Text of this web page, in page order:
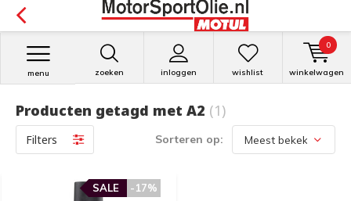
zoeken inloggen
menu wishlist winkelwagen
0
Producten getagd met A2 (1)
Filters Sorteren op:
-17%
SALE